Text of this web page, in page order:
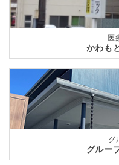
医
かわも
グ
グルー